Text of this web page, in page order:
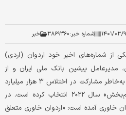
۱۴۰۱/۰۳/۹ شماره خبر:۳۸۶۹۳۶۰ خبر
از شماره‌های اخیر خود اردوان (اردی)
مدیرعامل پیشین بانک ملی ایران و از
مجرمان محکوم شده در ایران به‌خاطر مشارکت در اختلاس ۳ هزار میلیارد
تومانی را به عنوان «تاجر الهام‌بخش» سال ۲۰۲۲ انتخاب کرده است. در
خاوری آمده است: «اردوان خاوری متعلق